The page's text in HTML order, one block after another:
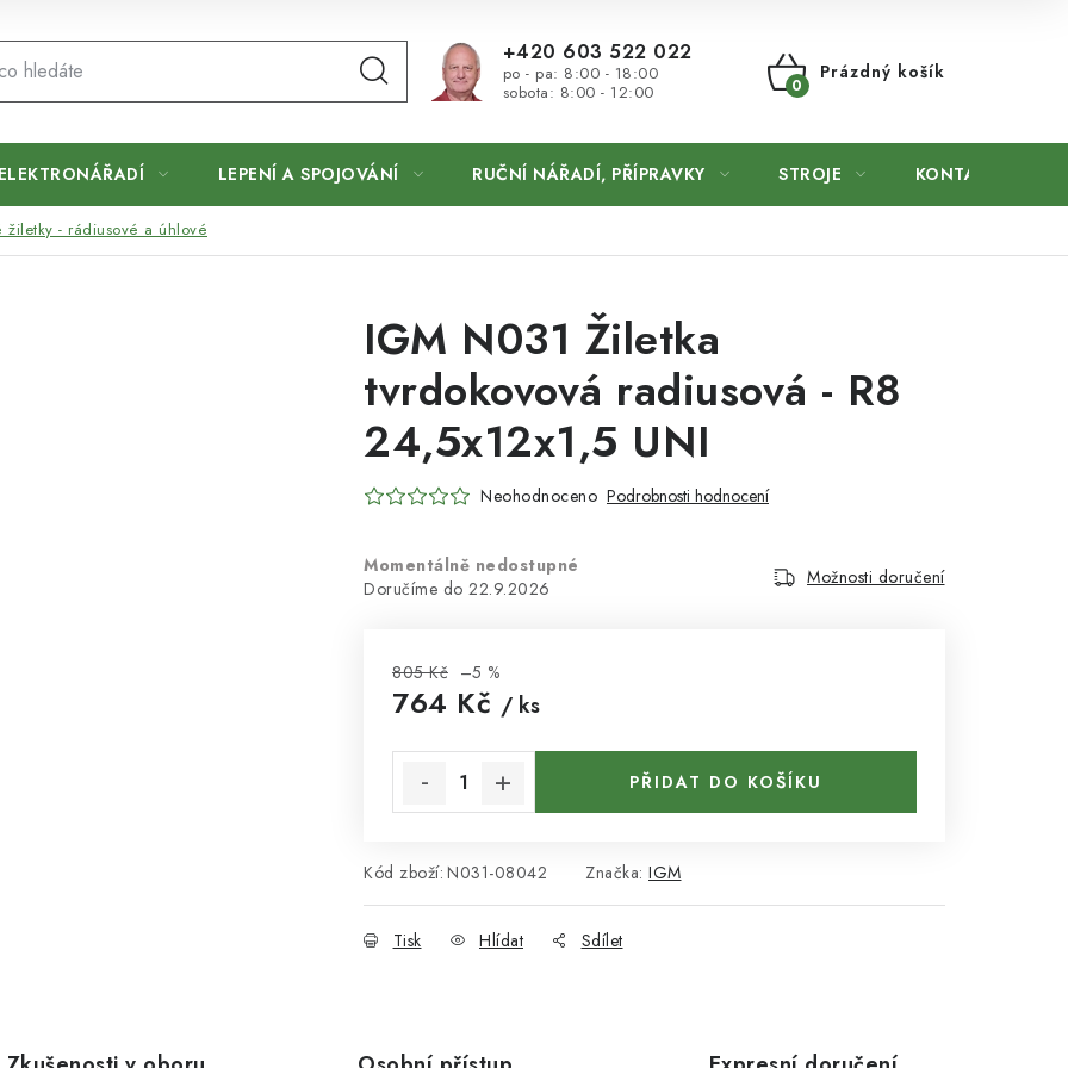
+420 603 522 022
po - pa: 8:00 - 18:00
sobota: 8:00 - 12:00
NÁKUPNÍ
Prázdný košík
ELEKTRONÁŘADÍ LEPENÍ A SPOJOVÁNÍ RUČNÍ NÁŘADÍ, PŘÍPRAVKY STROJE KONTAKTY
žiletky - rádiusové a úhlové
IGM N031 Žiletka
tvrdokovová radiusová - R8
24,5x12x1,5 UNI
Neohodnoceno Podrobnosti hodnocení
Momentálně nedostupné
22.9.2026
Možnosti doručení
805 Kč –5 %
764 Kč / ks
PŘIDAT DO KOŠÍKU
Kód zboží: N031-08042 Značka: IGM
Tisk Hlídat Sdílet